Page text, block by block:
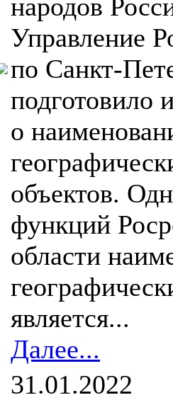
народов
Управление
по Санкт-
подготовило
о
объектов.
функций
области
является...
Далее...
31.01.2022